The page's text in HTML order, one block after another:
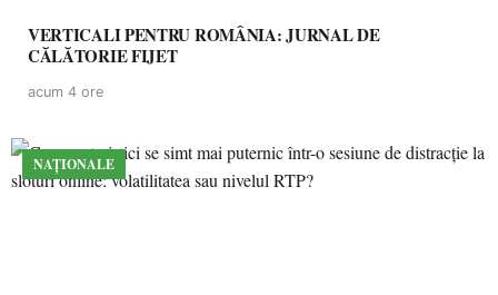
VERTICALI PENTRU ROMÂNIA: JURNAL DE
CĂLĂTORIE FIJET
acum 4 ore
NAȚIONALE